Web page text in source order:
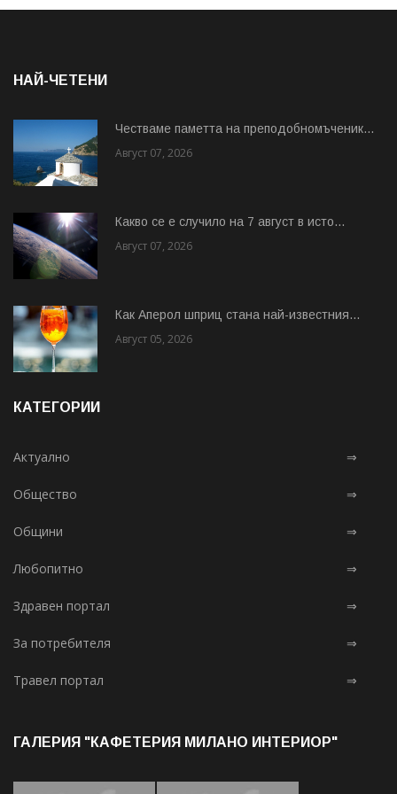
НАЙ-ЧЕТЕНИ
Честваме паметта на преподобномъченик...
Август 07, 2026
Какво се е случило на 7 август в исто...
Август 07, 2026
Как Аперол шприц стана най-известния...
Август 05, 2026
КАТЕГОРИИ
Актуално ⇒
Общество ⇒
Общини ⇒
Любопитно ⇒
Здравен портал ⇒
За потребителя ⇒
Травел портал ⇒
ГАЛЕРИЯ "КАФЕТЕРИЯ МИЛАНО ИНТЕРИОР"